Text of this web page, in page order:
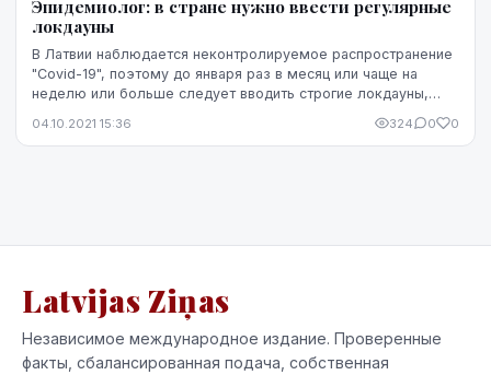
Эпидемиолог: в стране нужно ввести регулярные
локдауны
В Латвии наблюдается неконтролируемое распространение
"Covid-19", поэтому до января раз в месяц или чаще на
неделю или больше следует вводить строгие локдауны,
04.10.2021 15:36 324 0 0
Latvijas Ziņas
Независимое международное издание. Проверенные
факты, сбалансированная подача, собственная